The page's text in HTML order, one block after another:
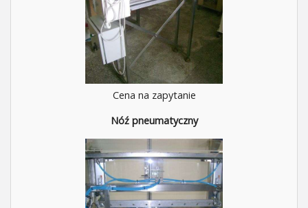
Cena na zapytanie
Nóź pneumatyczny